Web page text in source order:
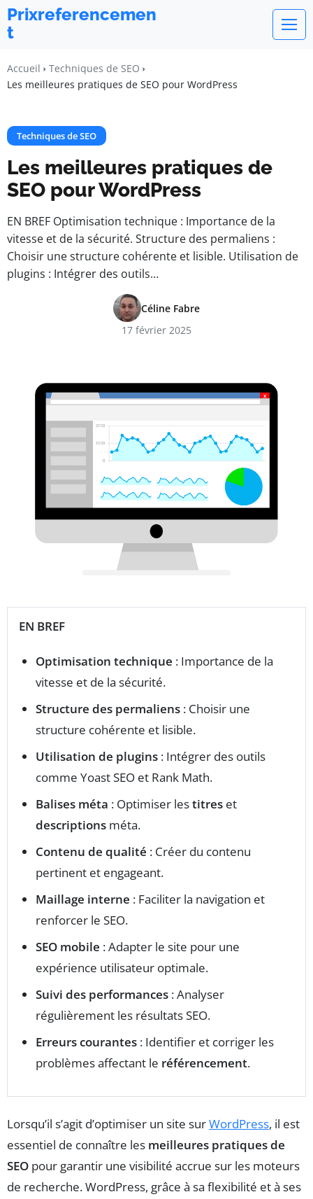
Prixreferencemen
t
Accueil
Techniques de SEO
Les meilleures pratiques de SEO pour WordPress
Techniques de SEO
Les meilleures pratiques de
SEO pour WordPress
EN BREF Optimisation technique : Importance de la
vitesse et de la sécurité. Structure des permaliens :
Choisir une structure cohérente et lisible. Utilisation de
plugins : Intégrer des outils…
Céline Fabre
17 février 2025
EN BREF
Optimisation technique : Importance de la
vitesse et de la sécurité.
Structure des permaliens : Choisir une
structure cohérente et lisible.
Utilisation de plugins : Intégrer des outils
comme Yoast SEO et Rank Math.
Balises méta : Optimiser lestitres et
descriptions méta.
Contenu de qualité : Créer du contenu
pertinent et engageant.
Maillage interne : Faciliter la navigation et
renforcer le SEO.
SEO mobile : Adapter le site pour une
expérience utilisateur optimale.
Suivi des performances : Analyser
régulièrement les résultats SEO.
Erreurs courantes : Identifier et corriger les
problèmes affectant le référencement.
Lorsqu’il s’agit d’optimiser un site surWordPress, il est
essentiel de connaître les meilleures pratiques de
SEO pour garantir une visibilité accrue sur les moteurs
de recherche. WordPress, grâce à sa flexibilité et à ses